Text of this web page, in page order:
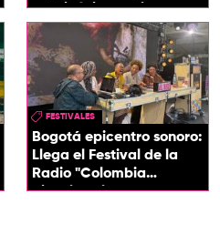
más icónicas del rock
FESTIVALES
Bogotá epicentro sonoro:
Llega el Festival de la
Radio "Colombia
Biocultural" 2026